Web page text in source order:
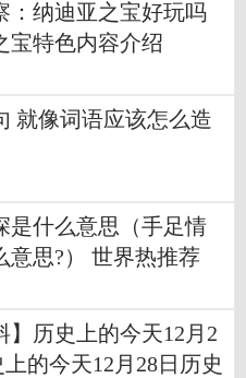
：纳迪亚之宝好玩吗
宝特色内容介绍
就像词语应该怎么造
是什么意思（手足情
意思?） 世界热推荐
】历史上的今天12月2
的今天12月28日历史